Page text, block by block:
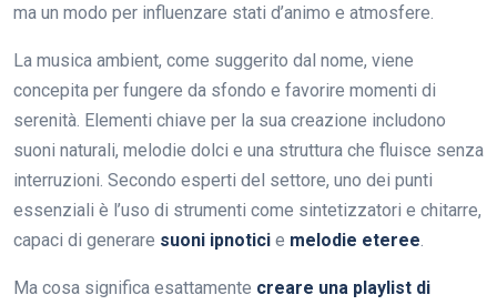
ma un modo per influenzare stati d’animo e atmosfere.
La musica ambient, come suggerito dal nome, viene
concepita per fungere da sfondo e favorire momenti di
serenità. Elementi chiave per la sua creazione includono
suoni naturali, melodie dolci e una struttura che fluisce senza
interruzioni. Secondo esperti del settore, uno dei punti
essenziali è l’uso di strumenti come sintetizzatori e chitarre,
capaci di generare suoni ipnotici e melodie eteree.
Ma cosa significa esattamente creare una playlist di